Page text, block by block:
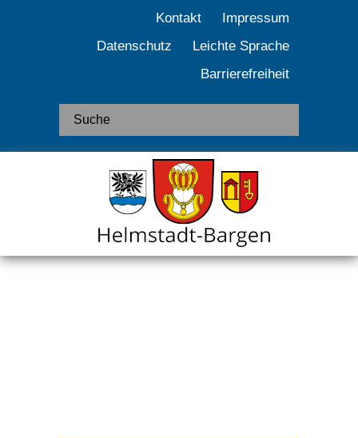
Kontakt
Impressum
Datenschutz
Leichte Sprache
Barrierefreiheit